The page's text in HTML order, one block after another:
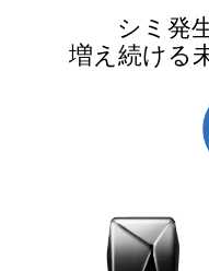
シミ発
増え続ける